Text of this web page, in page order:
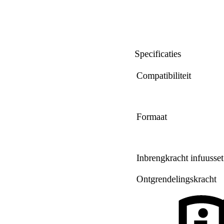
Specificaties
Compatibiliteit
Formaat
Inbrengkracht infuusset
Ontgrendelingskracht